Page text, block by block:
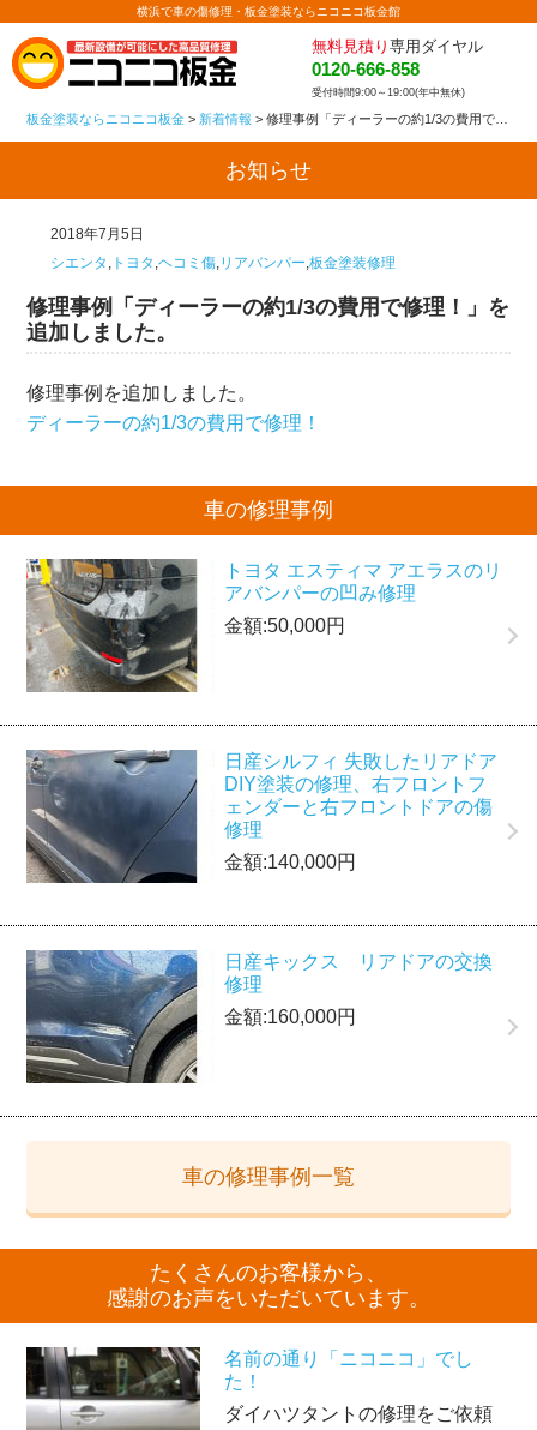
横浜で車の傷修理・板金塗装ならニコニコ板金館
無料見積り 専用ダイヤル
0120-666-858
受付時間9:00～19:00(年中無休)
板金塗装ならニコニコ板金 > 新着情報 >修理事例「ディーラーの約1/3の費用で修理！」を追加しました。
お知らせ
2018年7月5日
シエンタ , トヨタ ,ヘコミ傷,リアバンパー,板金塗装修理
修理事例「ディーラーの約1/3の費用で修理！」を
追加しました。
修理事例を追加しました。
ディーラーの約1/3の費用で修理！
車の修理事例
トヨタ エスティマ アエラスのリ
アバンパーの凹み修理
金額:50,000円
日産シルフィ 失敗したリアドア
DIY塗装の修理、右フロントフ
ェンダーと右フロントドアの傷
修理
金額:140,000円
日産キックス リアドアの交換
修理
金額:160,000円
車の修理事例一覧
たくさんのお客様から、
感謝のお声をいただいています。
名前の通り「ニコニコ」でし
た！
ダイハツタントの修理をご依頼